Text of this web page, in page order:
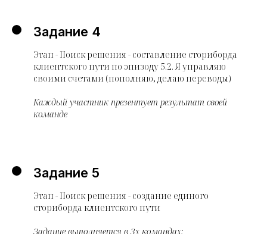
Задание 4
Этап - Поиск решения - составление сториборда
клиентского пути по эпизоду 5.2. Я управляю
своими счетами (пополняю, делаю переводы)
Каждый участник презентует результат своей
команде
Задание 5
Этап - Поиск решения - создание единого
сториборда клиентского пути
Задание выполняется в 3х командах: